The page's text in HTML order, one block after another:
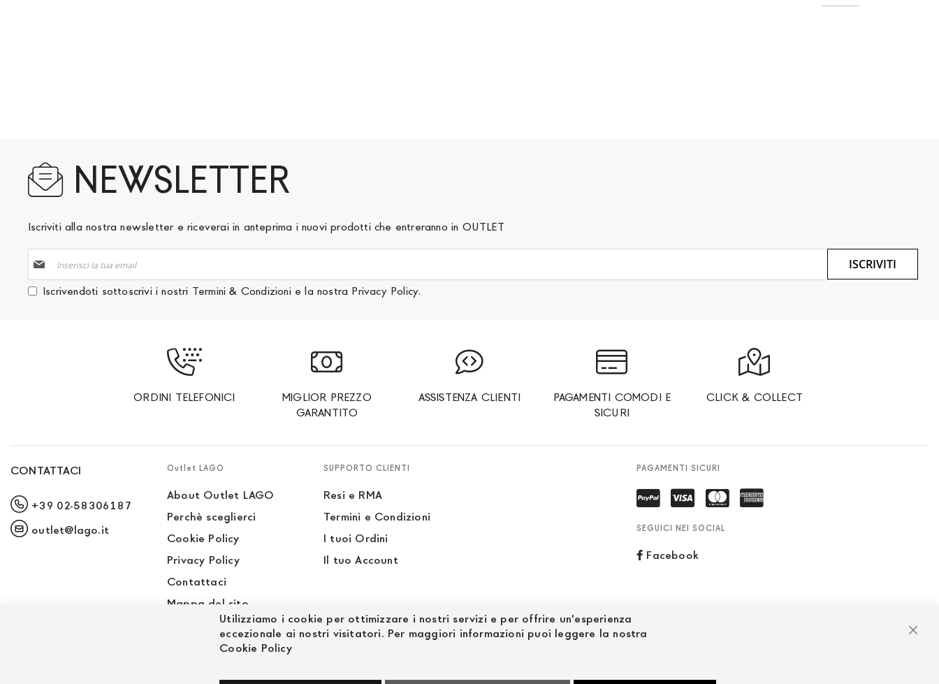
NEWSLETTER
Iscriviti alla nostra newsletter e riceverai in anteprima i nuovi prodotti che entreranno in OUTLET
alla
nostra
Newsletter:
Iscrivendoti sottoscrivi i nostri Termini & Condizioni e la nostra Privacy Policy.
ISCRIVITI
ORDINI TELEFONICI
MIGLIOR PREZZO
GARANTITO
ASSISTENZA CLIENTI
PAGAMENTI COMODI E
SICURI
CLICK & COLLECT
CONTATTACI
+39 02-58306187
outlet@lago.it
Outlet LAGO
About Outlet LAGO
Perchè sceglierci
Cookie Policy
Privacy Policy
Contattaci
Mappa del sito
Sito LAGO
SUPPORTO CLIENTI
Resi e RMA
Termini e Condizioni
I tuoi Ordini
Il tuo Account
PAGAMENTI SICURI
SEGUICI NEI SOCIAL
Facebook
Utilizziamo i cookie per ottimizzare i nostri servizi e per offrire un'esperienza
eccezionale ai nostri visitatori. Per maggiori informazioni puoi leggere la nostra
Cookie Policy